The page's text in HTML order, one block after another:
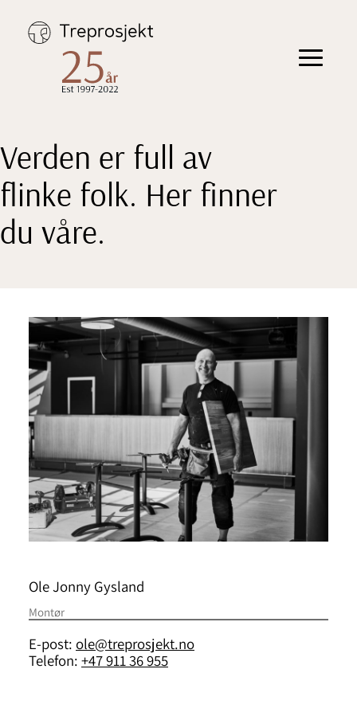
innhold
Toggle
Verden er full av
flinke folk. Her finner
du våre.
Ole Jonny Gysland
Montør
E-post: ole@treprosjekt.no
Telefon: +47 911 36 955